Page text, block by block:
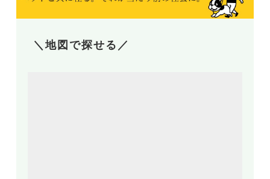
＼地図で探せる／